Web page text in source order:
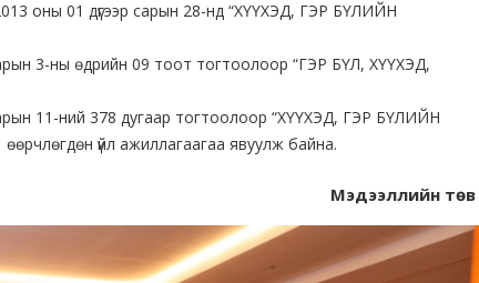
оны 01 дүгээр сарын 28-нд “ХҮҮХЭД, ГЭР БҮЛИЙН
3-ны өдрийн 09 тоот тогтоолоор “ГЭР БҮЛ, ХҮҮХЭД,
11-ний 378 дугаар тогтоолоор “ХҮҮХЭД, ГЭР БҮЛИЙН
үйл ажиллагаагаа явуулж байна.
Мэдээллийн төв